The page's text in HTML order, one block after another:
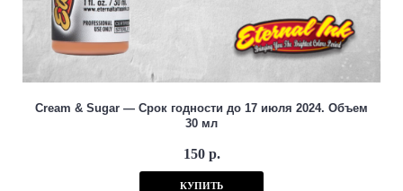
Cream & Sugar — Срок годности до 17 июля 2024. Объем
30 мл
150 р.
КУПИТЬ